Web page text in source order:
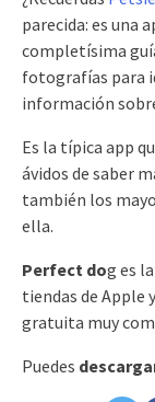
parecida: es una
completísima
fotografías para
información
Es la típica app
ávidos de saber
también los
ella.
Perfect dog es
tiendas de Apple
gratuita muy
Puedes